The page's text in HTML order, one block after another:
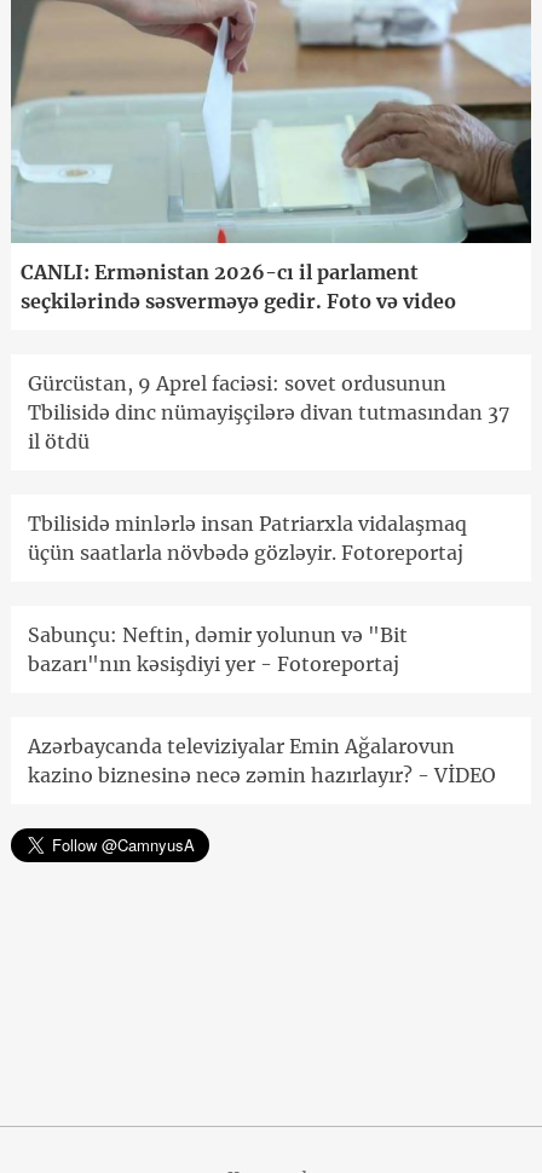
CANLI: Ermənistan 2026-cı il parlament
seçkilərində səsverməyə gedir. Foto və video
Gürcüstan, 9 Aprel faciəsi: sovet ordusunun
Tbilisidə dinc nümayişçilərə divan tutmasından 37
il ötdü
Tbilisidə minlərlə insan Patriarxla vidalaşmaq
üçün saatlarla növbədə gözləyir. Fotoreportaj
Sabunçu: Neftin, dəmir yolunun və "Bit
bazarı"nın kəsişdiyi yer - Fotoreportaj
Azərbaycanda televiziyalar Emin Ağalarovun
kazino biznesinə necə zəmin hazırlayır? - VİDEO